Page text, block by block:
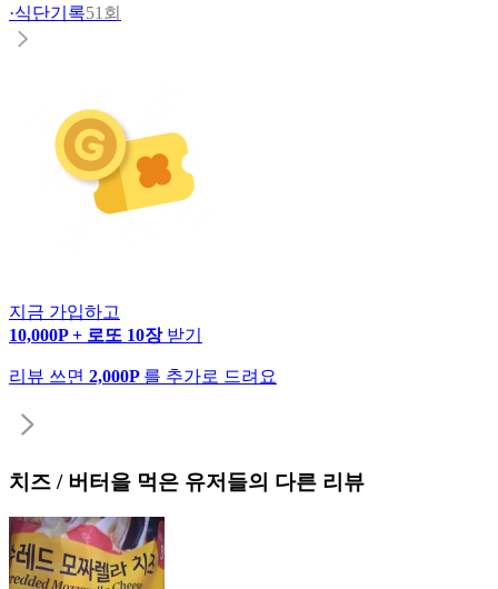
·식단기록51회
지금 가입하고
10,000P + 로또 10장 받기
리뷰 쓰면 2,000P 를 추가로 드려요
치즈 / 버터 을 먹은 유저들의 다른 리뷰